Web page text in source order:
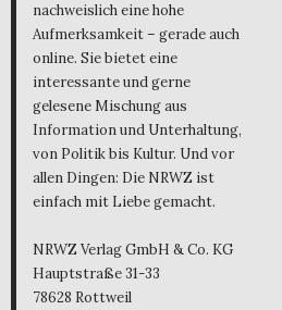
nachweislich eine hohe
Aufmerksamkeit – gerade auch
online. Sie bietet eine
interessante und gerne
gelesene Mischung aus
Information und Unterhaltung,
von Politik bis Kultur. Und vor
allen Dingen: Die NRWZ ist
einfach mit Liebe gemacht.
NRWZ Verlag GmbH & Co. KG
Hauptstraße 31-33
78628 Rottweil